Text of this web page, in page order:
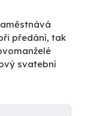
předání, tak
svatební